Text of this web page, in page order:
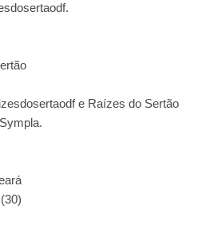
e Raízes do Sertão